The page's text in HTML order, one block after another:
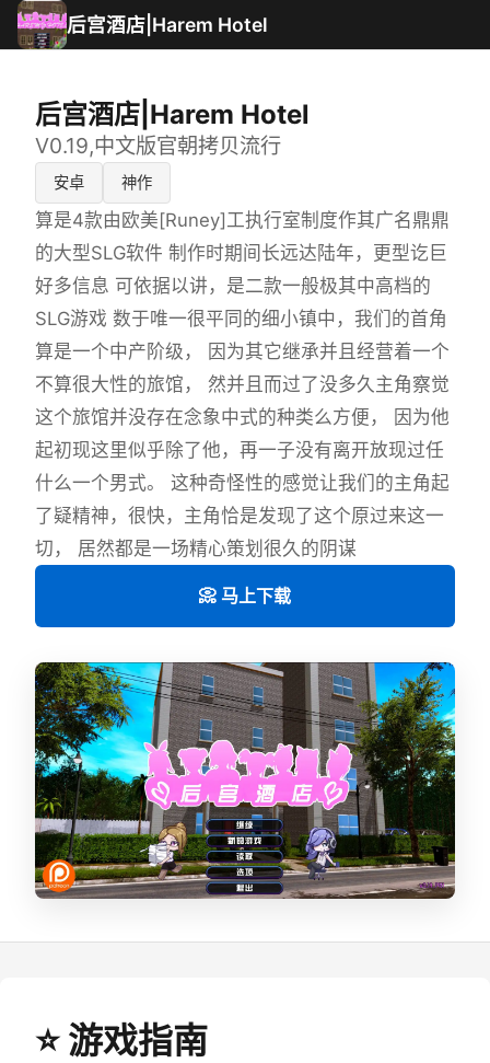
后宫酒店|Harem Hotel
后宫酒店|Harem Hotel
V0.19,中文版官朝拷贝流行
安卓 神作
算是4款由欧美[Runey]工执行室制度作其广名鼎鼎
的大型SLG软件 制作时期间长远达陆年，更型讫巨
好多信息 可依据以讲，是二款一般极其中高档的
SLG游戏 数于唯一很平同的细小镇中，我们的首角
算是一个中产阶级， 因为其它继承并且经营着一个
不算很大性的旅馆， 然并且而过了没多久主角察觉
这个旅馆并没存在念象中式的种类么方便， 因为他
起初现这里似乎除了他，再一子没有离开放现过任
什么一个男式。 这种奇怪性的感觉让我们的主角起
了疑精神，很快，主角恰是发现了这个原过来这一
切， 居然都是一场精心策划很久的阴谋
📀 马上下载
⭐ 游戏指南